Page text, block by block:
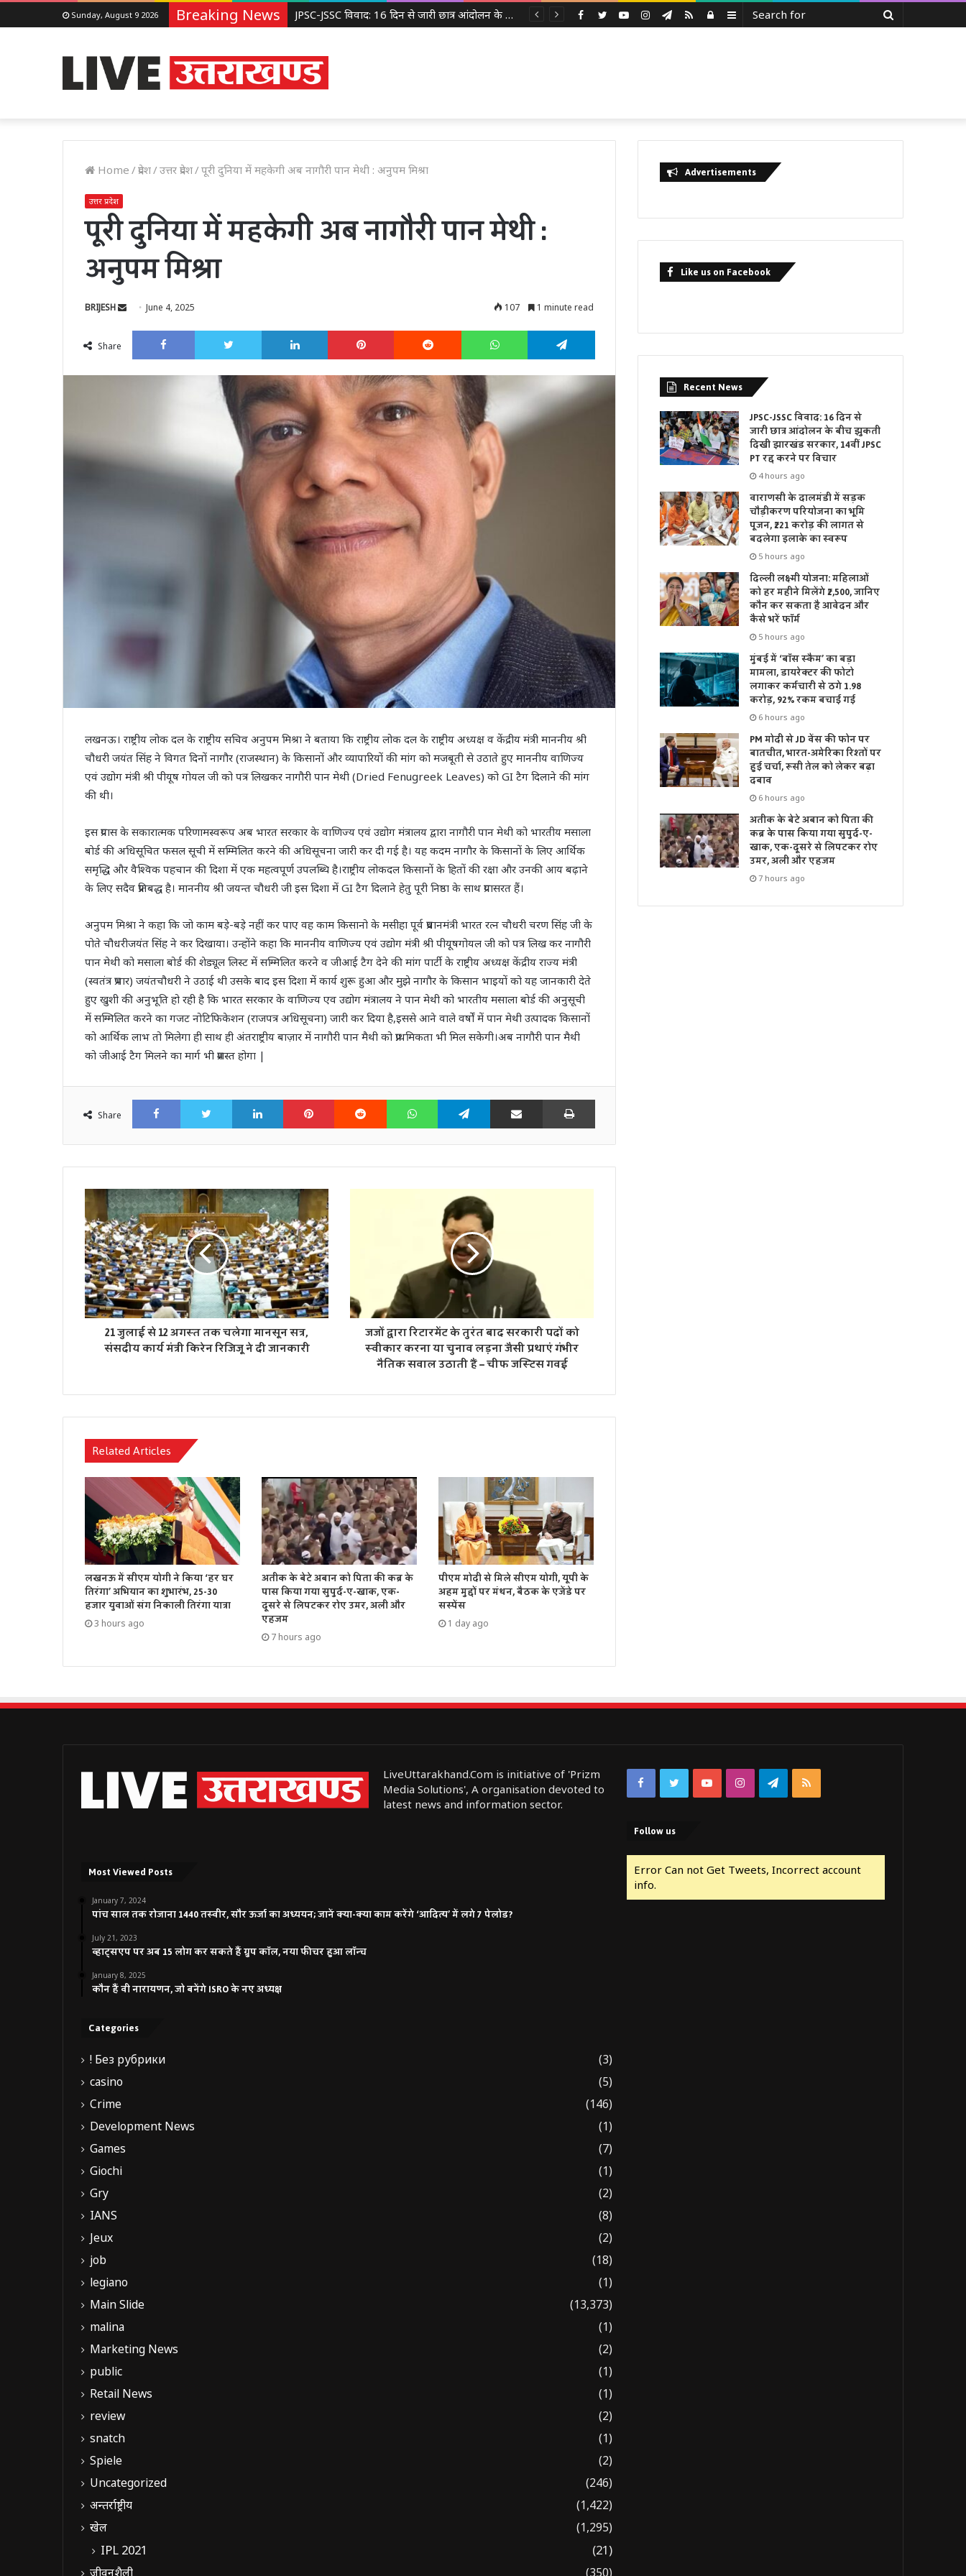
Sunday, August 9 2026 Breaking News JPSC-JSSC विवाद: 16 दिन से जारी छात्र आंदोलन के बीच झुकती दिखी झारखंड सरकार, 14वीं JPSC PT रद्द करने पर विचार Sidebar
Log
RSS
Telegram
Instagram
YouTube
Twitter
Facebook
Home /प्रदेश/उत्तर प्रदेश/पूरी दुनिया में महकेगी अब नागौरी पान मेथी : अनुपम मिश्रा
उत्तर प्रदेश
पूरी दुनिया में महकेगी अब नागौरी पान मेथी :
अनुपम मिश्रा
BRIJESH
SendJune 4, 2025 107 1 minute read
Share
Facebook Twitter LinkedIn Pinterest Reddit WhatsApp Telegram
लखनऊ। राष्ट्रीय लोक दल के राष्ट्रीय सचिव अनुपम मिश्रा ने बताया कि राष्ट्रीय लोक दल के राष्ट्रीय अध्यक्ष व केंद्रीय मंत्री माननीय श्री
चौधरी जयंत सिंह ने विगत दिनों नागौर (राजस्थान) के किसानों और व्यापारियों की मांग को मजबूती से उठाते हुए माननीय वाणिज्य
एवं उद्योग मंत्री श्री पीयूष गोयल जी को पत्र लिखकर नागौरी पान मेथी (Dried Fenugreek Leaves) को GI टैग दिलाने की मांग
की थी।
इस प्रयास के सकारात्मक परिणामस्वरूप अब भारत सरकार के वाणिज्य एवं उद्योग मंत्रालय द्वारा नागौरी पान मेथी को भारतीय मसाला
बोर्ड की अधिसूचित फसल सूची में सम्मिलित करने की अधिसूचना जारी कर दी गई है। यह कदम नागौर के किसानों के लिए आर्थिक
समृद्धि और वैश्विक पहचान की दिशा में एक महत्वपूर्ण उपलब्धि है।राष्ट्रीय लोकदल किसानों के हितों की रक्षा और उनकी आय बढ़ाने
के लिए सदैव प्रतिबद्ध है। माननीय श्री जयन्त चौधरी जी इस दिशा में GI टैग दिलाने हेतु पूरी निष्ठा के साथ प्रयासरत हैं।
अनुपम मिश्रा ने कहा कि जो काम बड़े-बड़े नहीं कर पाए वह काम किसानो के मसीहा पूर्व प्रधानमंत्री भारत रत्न चौधरी चरण सिंह जी के
पोते चौधरीजयंत सिंह ने कर दिखाया। उन्होंने कहा कि माननीय वाणिज्य एवं उद्योग मंत्री श्री पीयूषगोयल जी को पत्र लिख कर नागौरी
पान मेथी को मसाला बोर्ड की शेड्यूल लिस्ट में सम्मिलित करने व जीआई टैग देने की मांग पार्टी के राष्ट्रीय अध्यक्ष केंद्रीय राज्य मंत्री
(स्वतंत्र प्रभार) जयंतचौधरी ने उठाई थी उसके बाद इस दिशा में कार्य शुरू हुआ और मुझे नागौर के किसान भाइयों को यह जानकारी देते
हुए खुशी की अनुभूति हो रही है कि भारत सरकार के वाणिज्य एव उद्योग मंत्रालय ने पान मेथी को भारतीय मसाला बोर्ड की अनुसूची
में सम्मिलित करने का गजट नोटिफिकेशन (राजपत्र अधिसूचना) जारी कर दिया है,इससे आने वाले वर्षों में पान मेथी उत्पादक किसानों
को आर्थिक लाभ तो मिलेगा ही साथ ही अंतराष्ट्रीय बाज़ार में नागौरी पान मैथी को प्राथमिकता भी मिल सकेगी।अब नागौरी पान मैथी
को जीआई टैग मिलने का मार्ग भी प्रशस्त होगा |
Share
FacebookTwitter LinkedIn Pinterest Reddit WhatsAppTelegram Share via Email Print
21 जुलाई से 12 अगस्त तक चलेगा मानसून सत्र,
संसदीय कार्य मंत्री किरेन रिजिजू ने दी जानकारी
जजों द्वारा रिटारमेंट के तुरंत बाद सरकारी पदों को
स्वीकार करना या चुनाव लड़ना जैसी प्रथाएं गंभीर
नैतिक सवाल उठाती हैं – चीफ जस्टिस गवई
Related Articles
लखनऊ में सीएम योगी ने किया ‘हर घर
तिरंगा’ अभियान का शुभारंभ, 25-30
हजार युवाओं संग निकाली तिरंगा यात्रा
3 hours ago
अतीक के बेटे अबान को पिता की कब्र के
पास किया गया सुपुर्द-ए-खाक, एक-
दूसरे से लिपटकर रोए उमर, अली और
एहजम
7 hours ago
पीएम मोदी से मिले सीएम योगी, यूपी के
अहम मुद्दों पर मंथन, बैठक के एजेंडे पर
सस्पेंस
1 day ago
Advertisements
Like us on Facebook
Recent News
JPSC-JSSC विवाद: 16 दिन से
जारी छात्र आंदोलन के बीच झुकती
दिखी झारखंड सरकार, 14वीं JPSC
PT रद्द करने पर विचार
4 hours ago
वाराणसी के दालमंडी में सड़क
चौड़ीकरण परियोजना का भूमि
पूजन, ₹221 करोड़ की लागत से
बदलेगा इलाके का स्वरूप
5 hours ago
दिल्ली लक्ष्मी योजना: महिलाओं
को हर महीने मिलेंगे ₹2,500, जानिए
कौन कर सकता है आवेदन और
कैसे भरें फॉर्म
5 hours ago
मुंबई में ‘बॉस स्कैम’ का बड़ा
मामला, डायरेक्टर की फोटो
लगाकर कर्मचारी से ठगे 1.98
करोड़, 92% रकम बचाई गई
6 hours ago
PM मोदी से JD वेंस की फोन पर
बातचीत, भारत-अमेरिका रिश्तों पर
हुई चर्चा, रूसी तेल को लेकर बढ़ा
दबाव
6 hours ago
अतीक के बेटे अबान को पिता की
कब्र के पास किया गया सुपुर्द-ए-
खाक, एक-दूसरे से लिपटकर रोए
उमर, अली और एहजम
7 hours ago
LiveUttarakhand.Com is initiative of 'Prizm
Media Solutions', A organisation devoted to
latest news and information sector.
Most Viewed Posts
January 7, 2024
पांच साल तक रोजाना 1440 तस्वीर, सौर ऊर्जा का अध्ययन; जानें क्या-क्या काम करेंगे ‘आदित्य’ में लगे 7 पेलोड?
July 21, 2023
व्हाट्सएप पर अब 15 लोग कर सकते हैं ग्रुप कॉल, नया फीचर हुआ लॉन्च
January 8, 2025
कौन हैं वी नारायणन, जो बनेंगे ISRO के नए अध्यक्ष
Categories
! Без рубрики
(3)
casino
(5)
Crime
(146)
Development News
(1)
Games
(7)
Giochi
(1)
Gry
(2)
IANS
(8)
Jeux
(2)
job
(18)
legiano
(1)
Main Slide
(13,373)
malina
(1)
Marketing News
(2)
public
(1)
Retail News
(1)
review
(2)
snatch
(1)
Spiele
(2)
Uncategorized
(246)
अन्तर्राष्ट्रीय
(1,422)
खेल
(1,295)
IPL 2021 (21)
जीवनशैली (350)
FacebookTwitterYouTubeInstagramTelegram
RSS
Follow us
Error Can not Get Tweets, Incorrect account
info.